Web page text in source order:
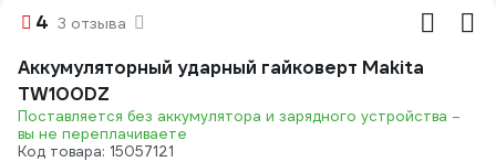
4 3 отзыва
Аккумуляторный ударный гайковерт Makita
TW100DZ
Поставляется без аккумулятора и зарядного устройства –
вы не переплачиваете
Код товара: 15057121